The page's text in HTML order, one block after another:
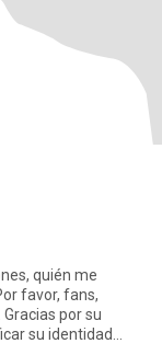
quién me
favor, fans,
por su